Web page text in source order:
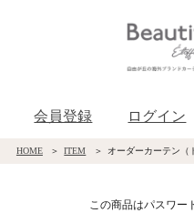
会員登録 ログイン
HOME ITEM オーダーカーテン（
この商品はパスワー